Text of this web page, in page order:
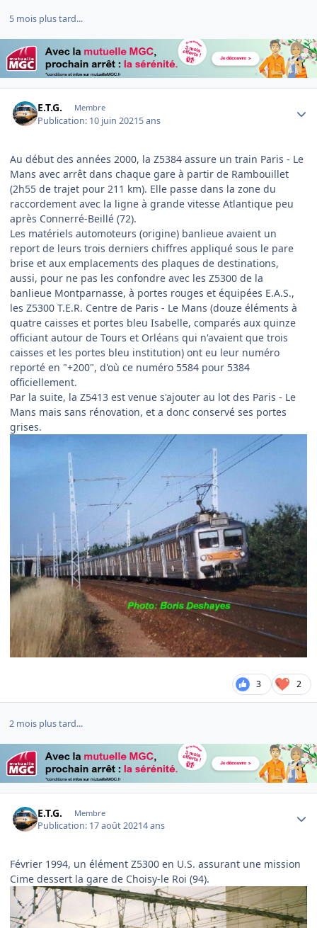
5 mois plus tard...
E.T.G. Membre
Publication: 10 juin 20215 ans
Au début des années 2000, la Z5384 assure un train Paris - Le
Mans avec arrêt dans chaque gare à partir de Rambouillet
(2h55 de trajet pour 211 km). Elle passe dans la zone du
raccordement avec la ligne à grande vitesse Atlantique peu
après Connerré-Beillé (72).
Les matériels automoteurs (origine) banlieue avaient un
report de leurs trois derniers chiffres appliqué sous le pare
brise et aux emplacements des plaques de destinations,
aussi, pour ne pas les confondre avec les Z5300 de la
banlieue Montparnasse, à portes rouges et équipées E.A.S.,
les Z5300 T.E.R. Centre de Paris - Le Mans (douze éléments à
quatre caisses et portes bleu Isabelle, comparés aux quinze
officiant autour de Tours et Orléans qui n'avaient que trois
caisses et les portes bleu institution) ont eu leur numéro
reporté en "+200", d'où ce numéro 5584 pour 5384
officiellement.
Par la suite, la Z5413 est venue s'ajouter au lot des Paris - Le
Mans mais sans rénovation, et a donc conservé ses portes
grises.
3 2
2 mois plus tard...
E.T.G. Membre
Publication: 17 août 20214 ans
Février 1994, un élément Z5300 en U.S. assurant une mission
Cime dessert la gare de Choisy-le Roi (94).